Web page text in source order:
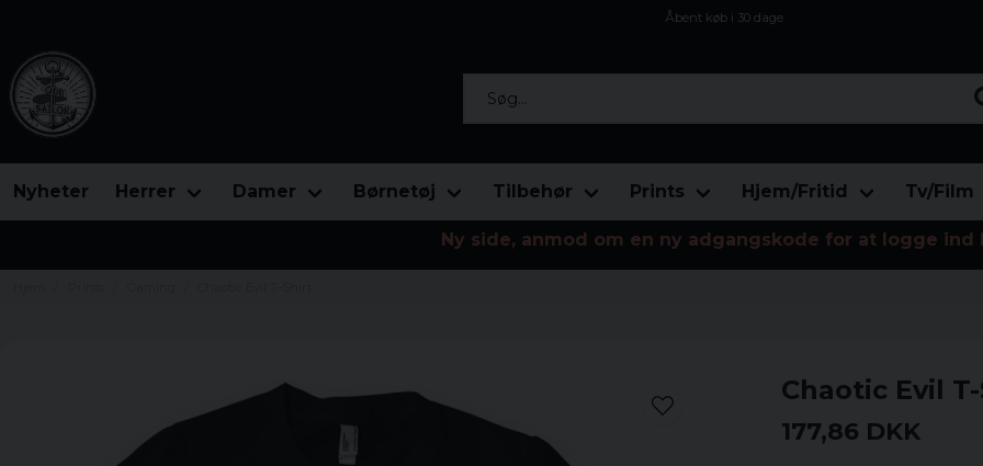
Åbent køb i 30 dage
Nyheter Herrer Damer Børnetøj Tilbehør Prints Hjem/Fritid Tv/Film
Ny side, anmod om en ny adgangskode for at logge ind
Chaotic Evil
177,86 DKK